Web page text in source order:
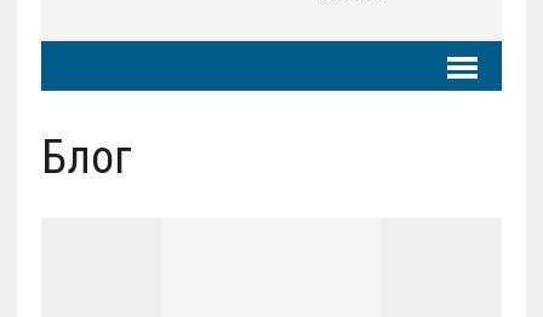
Блог